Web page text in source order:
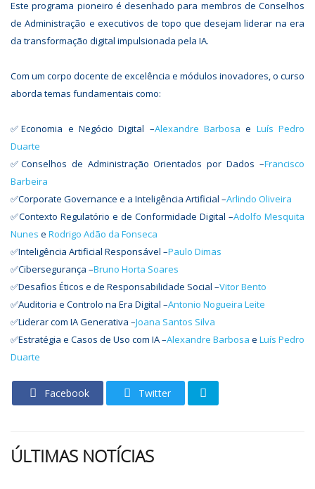
Este programa pioneiro é desenhado para membros de Conselhos
de Administração e executivos de topo que desejam liderar na era
da transformação digital impulsionada pela IA.
Com um corpo docente de excelência e módulos inovadores, o curso
aborda temas fundamentais como:
✅Economia e Negócio Digital –Alexandre Barbosa e Luís Pedro
Duarte
✅Conselhos de Administração Orientados por Dados –Francisco
Barbeira
✅Corporate Governance e a Inteligência Artificial –Arlindo Oliveira
✅Contexto Regulatório e de Conformidade Digital –Adolfo Mesquita
Nunes e Rodrigo Adão da Fonseca
✅Inteligência Artificial Responsável –Paulo Dimas
✅Cibersegurança –Bruno Horta Soares
✅Desafios Éticos e de Responsabilidade Social –Vitor Bento
✅Auditoria e Controlo na Era Digital –Antonio Nogueira Leite
✅Liderar com IA Generativa –Joana Santos Silva
✅Estratégia e Casos de Uso com IA –Alexandre Barbosa e Luís Pedro
Duarte
Facebook Twitter
ÚLTIMAS NOTÍCIAS